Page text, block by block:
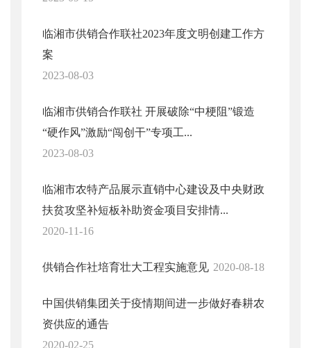
临湘市供销合作联社2023年度文明创建工作方
案
2023-08-03
临湘市供销合作联社 开展破除“中梗阻”锻造
“硬作风”激励“闯创干”专项工...
2023-08-03
临湘市农特产品展示直销中心建设及中央财政
扶贫攻坚补短板补助资金项目安排情...
2020-11-16
供销合作社培育壮大工程实施意见 2020-08-18
中国供销集团关于疫情期间进一步做好春耕农
资供应的通告
2020-02-25